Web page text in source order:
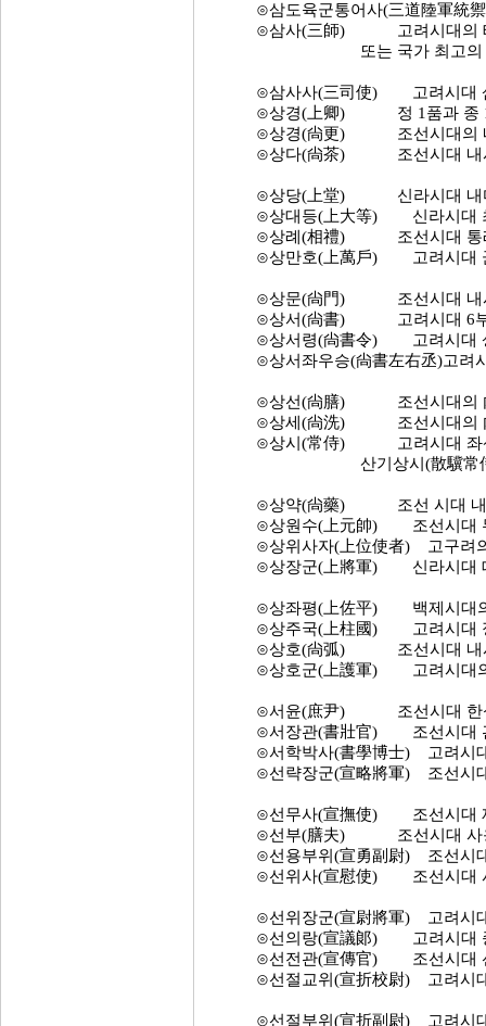
⊙삼도육군통어사(三道陸軍統
⊙삼사(三師) 고려시대의 태
또는 국가 최고의 명예
⊙삼사사(三司使) 고려시대
⊙상경(上卿) 정 1품과 종 1
⊙상경(尙更) 조선시대의 내
⊙상다(尙茶) 조선시대 내시
⊙상당(上堂) 신라시대 내마(
⊙상대등(上大等) 신라시대
⊙상례(相禮) 조선시대 통례
⊙상만호(上萬戶) 고려시대 군
⊙상문(尙門) 조선시대 내시
⊙상서(尙書) 고려시대 6부에
⊙상서령(尙書令) 고려시대 상
⊙상서좌우승(尙書左右丞)고려
⊙상선(尙膳) 조선시대의 內
⊙상세(尙洗) 조선시대의 內
⊙상시(常侍) 고려시대 좌산
산기상시(散驥常侍)라
⊙상약(尙藥) 조선 시대 내시
⊙상원수(上元帥) 조선시대
⊙상위사자(上位使者) 고구려
⊙상장군(上將軍) 신라시대
⊙상좌평(上佐平) 백제시대의
⊙상주국(上柱國) 고려시대
⊙상호(尙弧) 조선시대 내시
⊙상호군(上護軍) 고려시대의
⊙서윤(庶尹) 조선시대 한성
⊙서장관(書壯官) 조선시대
⊙서학박사(書學博士) 고려시
⊙선략장군(宣略將軍) 조선시
⊙선무사(宣撫使) 조선시대 재
⊙선부(膳夫) 조선시대 사옹
⊙선용부위(宣勇副尉) 조선시
⊙선위사(宣慰使) 조선시대 사
⊙선위장군(宣尉將軍) 고려시
⊙선의랑(宣議郞) 고려시대
⊙선전관(宣傳官) 조선시대 선
⊙선절교위(宣折校尉) 고려시
⊙선절부위(宣折副尉) 고려시